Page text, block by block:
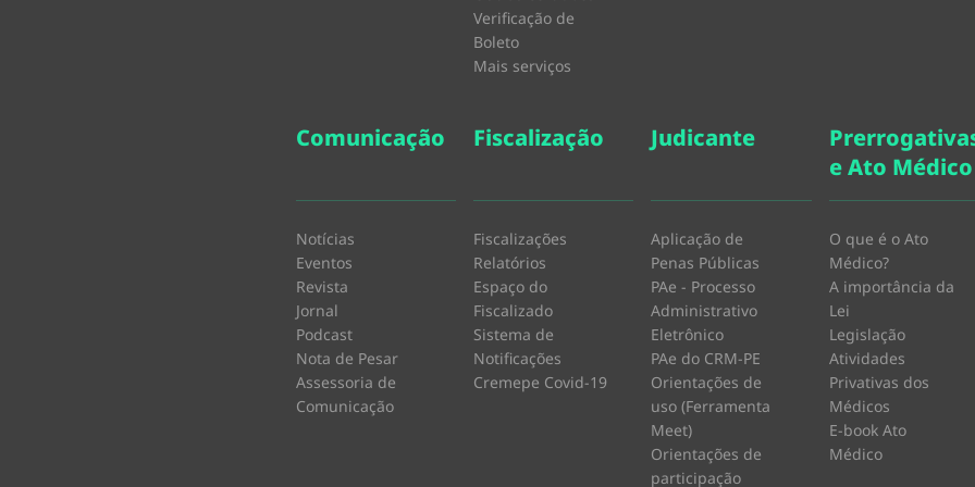
Comunicação
Notícias
Eventos
Revista
Jornal
Podcast
Nota de Pesar
Assessoria de
Comunicação
Verificação de
Boleto
Mais serviços
Fiscalização
Fiscalizações
Relatórios
Espaço do
Fiscalizado
Sistema de
Notificações
Cremepe Covid-19
Judicante
Aplicação de
Penas Públicas
PAe - Processo
Administrativo
Eletrônico
PAe do CRM-PE
Orientações de
uso (Ferramenta
Meet)
Orientações de
participação
e Ato Médico
O que é o Ato
Médico?
A importância da
Lei
Legislação
Atividades
Privativas dos
Médicos
E-book Ato
Médico